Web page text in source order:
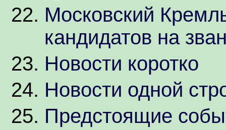
Московский
кандидатов на
Новости коротко
Новости одной
Предстоящие